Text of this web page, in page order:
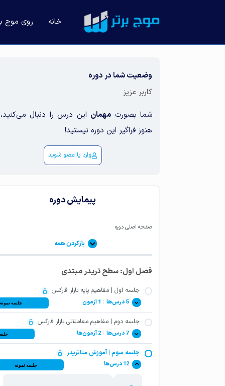
خانه روی موج
وضعیت شما در دوره
کاربر عزیز
شما بصورت مهمان این درس را دنبال
هنوز فراگیر این دوره نیستید!
وارد یا عضو شوید
پیمایش دوره
صفحه اصلی دوره
بازکردن همه
فصل اول: سطح تریدر مبتدی
جلسه اول | مفاهیم پایه بازار فارکس
جلسه نمونه 5 درس‌ها |
تاریخچه فارکس چیست؟ بازار فارکس با
مدیریت غیرمتمرکز + فیلم
تریدرها در فارکس چه چیزی معامله
جلسه دوم | مفاهیم معاملاتی بازار فارکس
7 درس‌ها |
بالانس و اکوئیتی در فارکس چیست و
جلسه سوم | آموزش متاتریدر
جلسه نمونه 12 درس‌ها